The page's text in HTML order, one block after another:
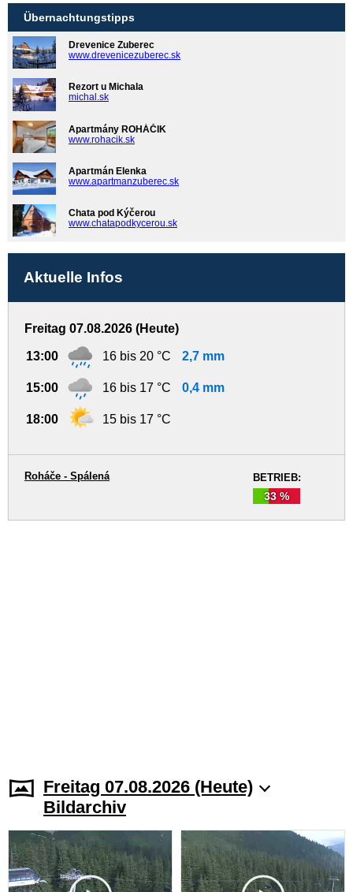
Übernachtungstipps
Drevenice Zuberec
www.drevenicezuberec.sk
Rezort u Michala
michal.sk
Apartmány ROHÁČIK
www.rohacik.sk
Apartmán Elenka
www.apartmanzuberec.sk
Chata pod Kýčerou
www.chatapodkycerou.sk
Aktuelle Infos
Freitag 07.08.2026 (Heute)
13:00 16 bis 20 °C 2,7 mm
15:00 16 bis 17 °C 0,4 mm
18:00 15 bis 17 °C
BETRIEB:
33 %
Roháče - Spálená
Freitag 07.08.2026 (Heute)
Bildarchiv